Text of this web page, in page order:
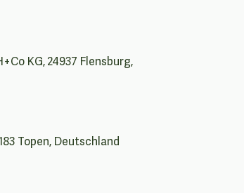
KG, 24937 Flensburg,
Topen, Deutschland